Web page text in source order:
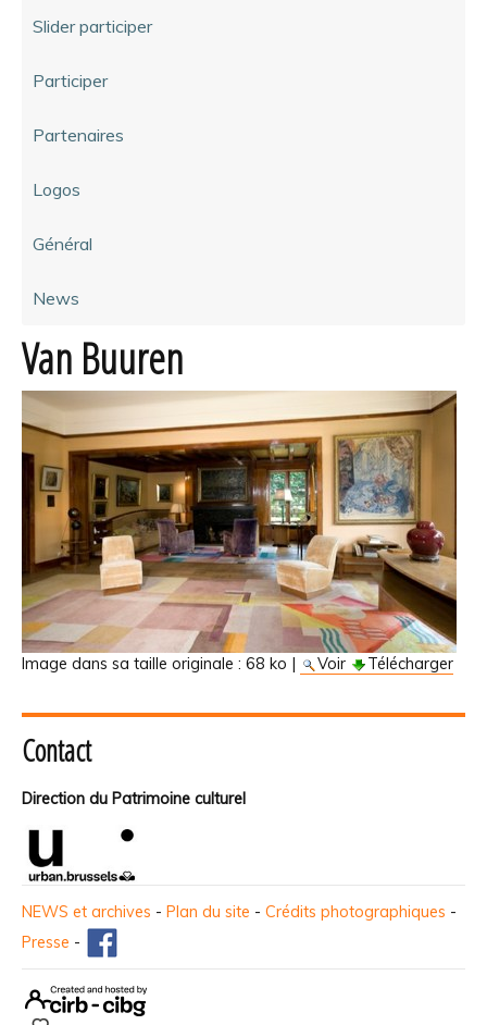
Slider participer
Participer
Partenaires
Logos
Général
News
Van Buuren
Image dans sa taille originale : 68 ko | Voir Télécharger
Contact
Direction du Patrimoine culturel
NEWS et archives - Plan du site - Crédits photographiques -
Presse -